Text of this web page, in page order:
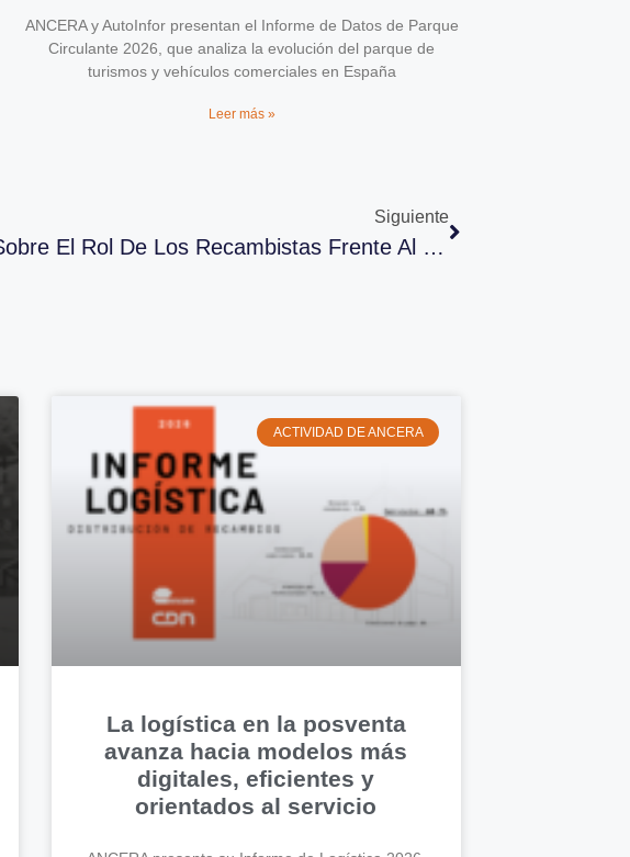
ANCERA y AutoInfor presentan el Informe de Datos de Parque
Circulante 2026, que analiza la evolución del parque de
turismos y vehículos comerciales en España
Leer más »
Siguiente
ANCERA Informa Sobre El Rol De Los Recambistas Frente Al COVID19
ACTIVIDAD DE ANCERA
La logística en la posventa
avanza hacia modelos más
digitales, eficientes y
orientados al servicio